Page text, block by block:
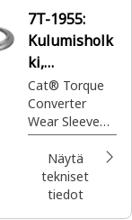
7T-1955:
Kulumisholk
ki,
sisähalkaisij
a 158,80 mm
Cat® Torque
Converter
Wear Sleeve
vähentää
kitkaa ja
kulumista,
mikä parantaa
Näytä
tekniset
tiedot